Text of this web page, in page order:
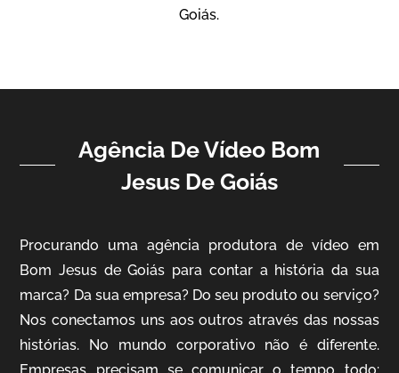
Goiás.
Agência De Vídeo Bom
Jesus De Goiás
Procurando uma agência produtora de vídeo em
Bom Jesus de Goiás para contar a história da sua
marca? Da sua empresa? Do seu produto ou serviço?
Nos conectamos uns aos outros através das nossas
histórias. No mundo corporativo não é diferente.
Empresas precisam se comunicar o tempo todo: